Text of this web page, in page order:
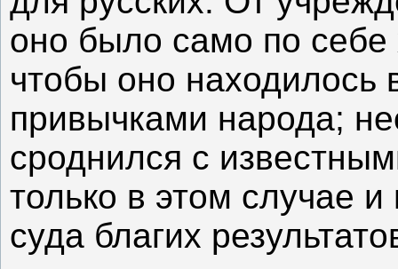
оно было само по
чтобы оно находилось
привычками народа;
сроднился с
только в этом случае
суда благих